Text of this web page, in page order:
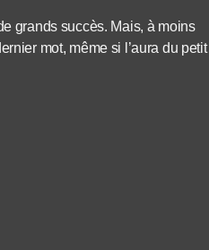
grands succès. Mais, à moins
mot, même si l’aura du petit